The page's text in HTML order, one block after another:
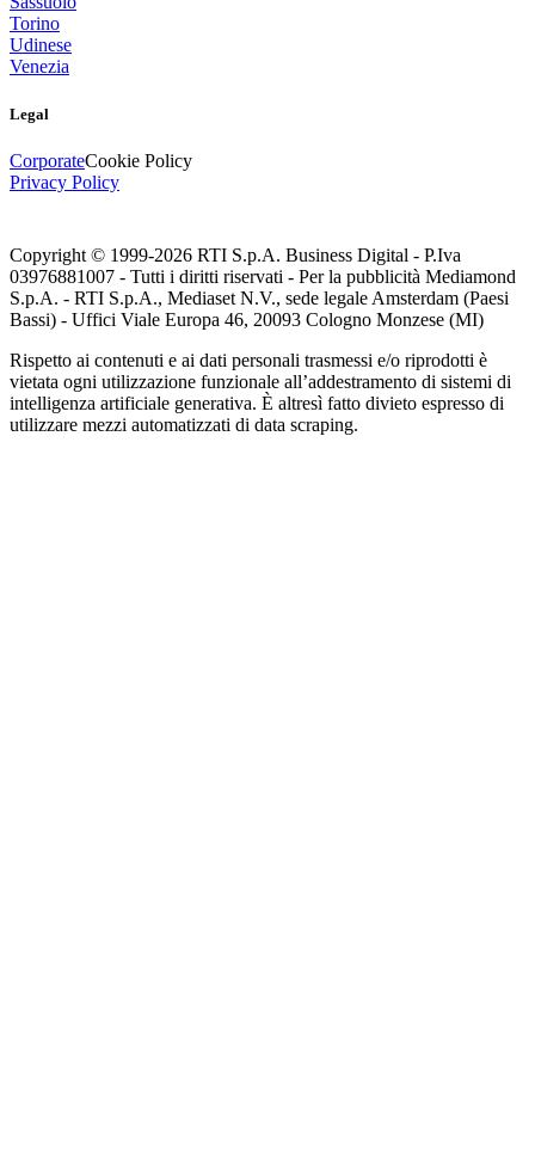
Torino
Udinese
Venezia
Legal
CorporateCookie Policy
Privacy Policy
Copyright © 1999-2026 RTI S.p.A. Business Digital - P.Iva
03976881007 - Tutti i diritti riservati - Per la pubblicità Mediamond
S.p.A. - RTI S.p.A., Mediaset N.V., sede legale Amsterdam (Paesi
Bassi) - Uffici Viale Europa 46, 20093 Cologno Monzese (MI)
Rispetto ai contenuti e ai dati personali trasmessi e/o riprodotti è
vietata ogni utilizzazione funzionale all’addestramento di sistemi di
intelligenza artificiale generativa. È altresì fatto divieto espresso di
utilizzare mezzi automatizzati di data scraping.